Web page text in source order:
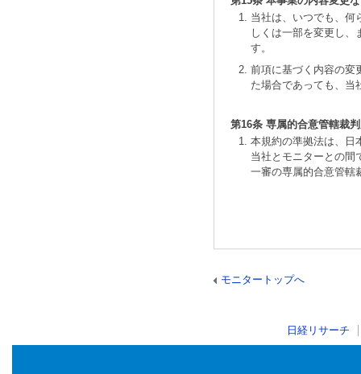
当社は、いつでも、何
しくは一部を変更し、
す。
前項に基づく内容の変
た場合であっても、当
第16条 専属的合意管轄裁
本規約の準拠法は、日
当社とモニターとの間
一審の専属的合意管轄
モニタートップへ
日経リサーチ